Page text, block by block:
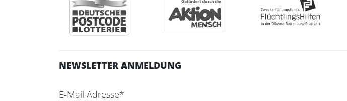
NEWSLETTER ANMELDUNG
E-Mail Adresse*